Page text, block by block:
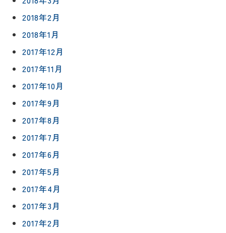
2018年2月
2018年1月
2017年12月
2017年11月
2017年10月
2017年9月
2017年8月
2017年7月
2017年6月
2017年5月
2017年4月
2017年3月
2017年2月